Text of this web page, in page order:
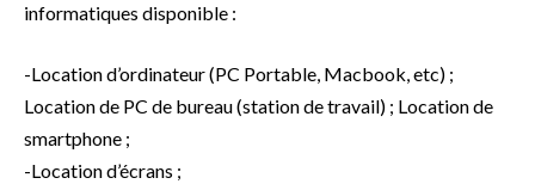
informatiques disponible :
-Location d’ordinateur (PC Portable, Macbook, etc) ;
Location de PC de bureau (station de travail) ; Location de
smartphone ;
-Location d’écrans ;